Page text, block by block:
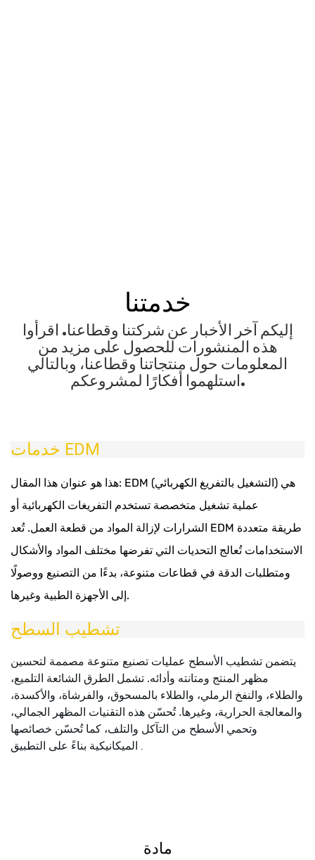
خدمتنا
إليكم آخر الأخبار عن شركتنا وقطاعنا. اقرأوا
هذه المنشورات للحصول على مزيد من
المعلومات حول منتجاتنا وقطاعنا، وبالتالي
استلهموا أفكارًا لمشروعكم.
خدمات EDM
هذا هو عنوان هذا المقال: EDM (التشغيل بالتفريغ الكهربائي) هي
عملية تشغيل متخصصة تستخدم التفريغات الكهربائية أو
الشرارات لإزالة المواد من قطعة العمل. تُعد EDM طريقة متعددة
الاستخدامات تُعالج التحديات التي تفرضها مختلف المواد والأشكال
ومتطلبات الدقة في قطاعات متنوعة، بدءًا من التصنيع ووصولًا
إلى الأجهزة الطبية وغيرها.
تشطيب السطح
يتضمن تشطيب الأسطح عمليات تصنيع متنوعة مصممة لتحسين
مظهر المنتج ومتانته وأدائه. تشمل الطرق الشائعة التلميع،
والطلاء، والنفخ الرملي، والطلاء بالمسحوق، والفرشاة، والأكسدة،
والمعالجة الحرارية، وغيرها. تُحسّن هذه التقنيات المظهر الجمالي،
وتحمي الأسطح من التآكل والتلف، كما تُحسّن خصائصها
الميكانيكية بناءً على التطبيق
.
مادة